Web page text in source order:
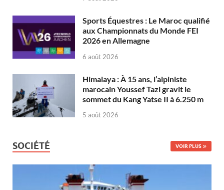
Sports Équestres : Le Maroc qualifié
aux Championnats du Monde FEI
2026 en Allemagne
6 août 2026
Himalaya : À 15 ans, l’alpiniste
marocain Youssef Tazi gravit le
sommet du Kang Yatse II à 6.250 m
5 août 2026
SOCIÉTÉ VOIR PLUS